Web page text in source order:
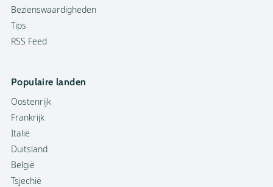
Bezienswaardigheden
Tips
RSS Feed
Populaire landen
Oostenrijk
Frankrijk
Italië
Duitsland
België
Tsjechië